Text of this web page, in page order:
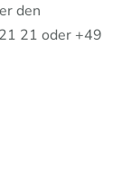
den
21 oder +49